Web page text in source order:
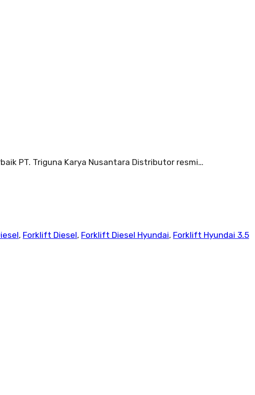
PT. Triguna Karya Nusantara Distributor resmi…
, Forklift Diesel, Forklift Diesel Hyundai, Forklift Hyundai 3.5